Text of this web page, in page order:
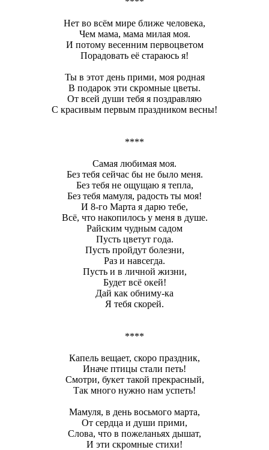
Нет во всём мире ближе человека,
Чем мама, мама милая моя.
И потому весенним первоцветом
Порадовать её стараюсь я!
Ты в этот день прими, моя родная
В подарок эти скромные цветы.
От всей души тебя я поздравляю
С красивым первым праздником весны!
****
Самая любимая моя.
Без тебя сейчас бы не было меня.
Без тебя не ощущаю я тепла,
Без тебя мамуля, радость ты моя!
И 8-го Марта я дарю тебе,
Всё, что накопилось у меня в душе.
Райским чудным садом
Пусть цветут года.
Пусть пройдут болезни,
Раз и навсегда.
Пусть и в личной жизни,
Будет всё окей!
Дай как обниму-ка
Я тебя скорей.
****
Капель вещает, скоро праздник,
Иначе птицы стали петь!
Смотри, букет такой прекрасный,
Так много нужно нам успеть!
Мамуля, в день восьмого марта,
От сердца и души прими,
Слова, что в пожеланьях дышат,
И эти скромные стихи!